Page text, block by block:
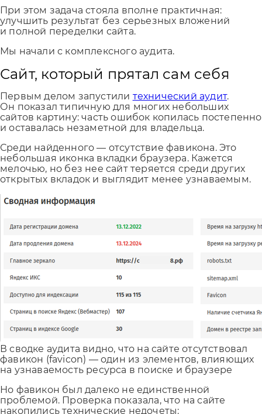
При этом задача стояла вполне практичная:
улучшить результат без серьезных вложений
и полной переделки сайта.
Мы начали с комплексного аудита.
Сайт, который прятал сам себя
Первым делом запустили технический аудит.
Он показал типичную для многих небольших
сайтов картину: часть ошибок копилась постепенно
и оставалась незаметной для владельца.
Среди найденного — отсутствие фавикона. Это
небольшая иконка вкладки браузера. Кажется
мелочью, но без нее сайт теряется среди других
открытых вкладок и выглядит менее узнаваемым.
В сводке аудита видно, что на сайте отсутствовал
фавикон (favicon) — один из элементов, влияющих
на узнаваемость ресурса в поиске и браузере
Но фавикон был далеко не единственной
проблемой. Проверка показала, что на сайте
накопились технические недочеты: